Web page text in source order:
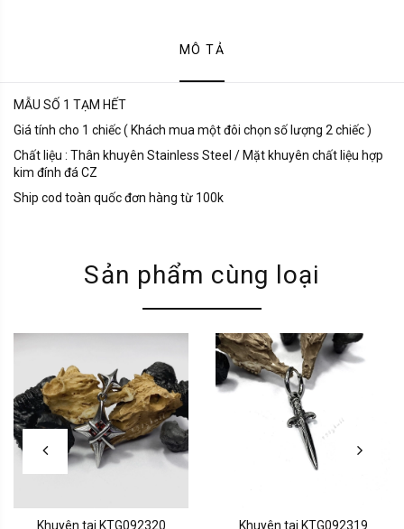
MÔ TẢ
MẪU SỐ 1 TẠM HẾT
Giá tính cho 1 chiếc ( Khách mua một đôi chọn số lượng 2 chiếc )
Chất liệu : Thân khuyên Stainless Steel / Mặt khuyên chất liệu hợp
kim đính đá CZ
Ship cod toàn quốc đơn hàng từ 100k
Sản phẩm cùng loại
Khuyên tai KTG092320 Khuyên tai KTG092319